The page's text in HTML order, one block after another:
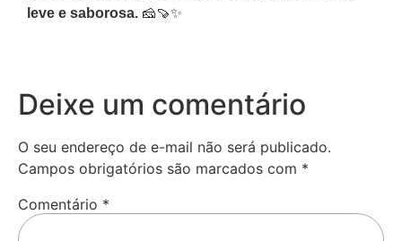
leve e saborosa. 🧀🍠✨
Deixe um comentário
O seu endereço de e-mail não será publicado.
Campos obrigatórios são marcados com *
Comentário *